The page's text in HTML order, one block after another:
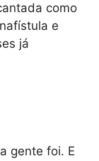
como
e
já
gente foi. E